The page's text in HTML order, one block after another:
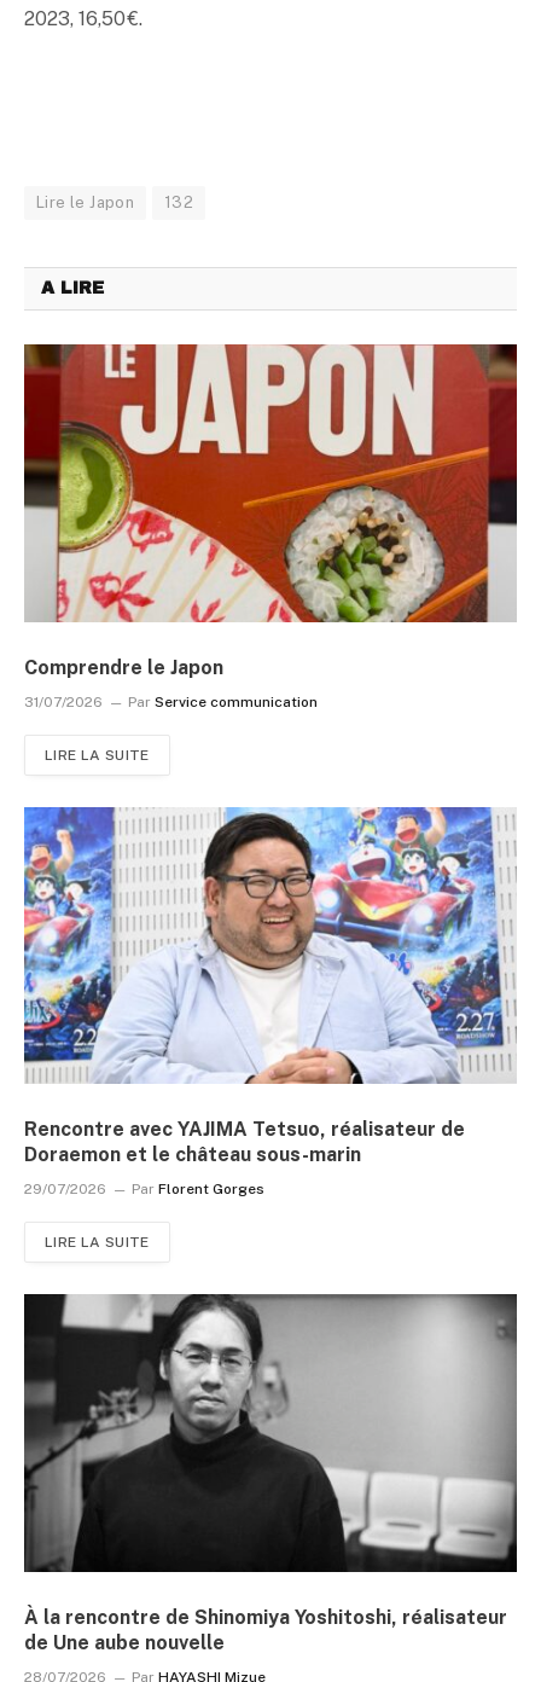
2023, 16,50 €.
Lire le Japon 132
A LIRE
Comprendre le Japon
31/07/2026 Par Service communication
LIRE LA SUITE
Rencontre avec YAJIMA Tetsuo, réalisateur de
Doraemon et le château sous-marin
29/07/2026 Par Florent Gorges
LIRE LA SUITE
À la rencontre de Shinomiya Yoshitoshi, réalisateur
de Une aube nouvelle
28/07/2026 Par HAYASHI Mizue